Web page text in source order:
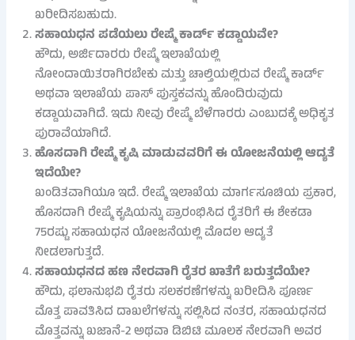
ಖರೀದಿಸಬಹುದು.
ಸಹಾಯಧನ ಪಡೆಯಲು ರೇಷ್ಮೆ ಕಾರ್ಡ್ ಕಡ್ಡಾಯವೇ?
ಹೌದು, ಅರ್ಜಿದಾರರು ರೇಷ್ಮೆ ಇಲಾಖೆಯಲ್ಲಿ
ನೋಂದಾಯಿತರಾಗಿರಬೇಕು ಮತ್ತು ಚಾಲ್ತಿಯಲ್ಲಿರುವ ರೇಷ್ಮೆ ಕಾರ್ಡ್
ಅಥವಾ ಇಲಾಖೆಯ ಪಾಸ್ ಪುಸ್ತಕವನ್ನು ಹೊಂದಿರುವುದು
ಕಡ್ಡಾಯವಾಗಿದೆ. ಇದು ನೀವು ರೇಷ್ಮೆ ಬೆಳೆಗಾರರು ಎಂಬುದಕ್ಕೆ ಅಧಿಕೃತ
ಪುರಾವೆಯಾಗಿದೆ.
ಹೊಸದಾಗಿ ರೇಷ್ಮೆ ಕೃಷಿ ಮಾಡುವವರಿಗೆ ಈ ಯೋಜನೆಯಲ್ಲಿ ಆದ್ಯತೆ
ಇದೆಯೇ?
ಖಂಡಿತವಾಗಿಯೂ ಇದೆ. ರೇಷ್ಮೆ ಇಲಾಖೆಯ ಮಾರ್ಗಸೂಚಿಯ ಪ್ರಕಾರ,
ಹೊಸದಾಗಿ ರೇಷ್ಮೆ ಕೃಷಿಯನ್ನು ಪ್ರಾರಂಭಿಸಿದ ರೈತರಿಗೆ ಈ ಶೇಕಡಾ
75ರಷ್ಟು ಸಹಾಯಧನ ಯೋಜನೆಯಲ್ಲಿ ಮೊದಲ ಆದ್ಯತೆ
ನೀಡಲಾಗುತ್ತದೆ.
ಸಹಾಯಧನದ ಹಣ ನೇರವಾಗಿ ರೈತರ ಖಾತೆಗೆ ಬರುತ್ತದೆಯೇ?
ಹೌದು, ಫಲಾನುಭವಿ ರೈತರು ಸಲಕರಣೆಗಳನ್ನು ಖರೀದಿಸಿ ಪೂರ್ಣ
ಮೊತ್ತ ಪಾವತಿಸಿದ ದಾಖಲೆಗಳನ್ನು ಸಲ್ಲಿಸಿದ ನಂತರ, ಸಹಾಯಧನದ
ಮೊತ್ತವನ್ನು ಖಜಾನೆ-2 ಅಥವಾ ಡಿಬಿಟಿ ಮೂಲಕ ನೇರವಾಗಿ ಅವರ